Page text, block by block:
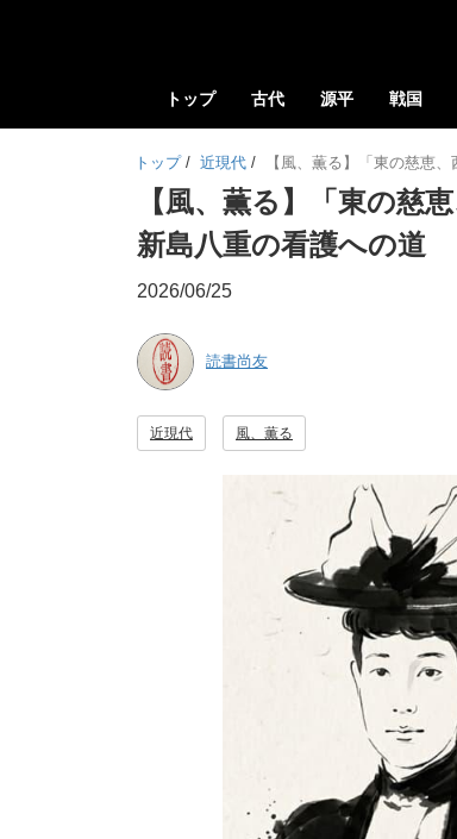
トップ 古代 源平 戦国
トップ / 近現代 / 【風、薫る】「東の慈恵
【風、薫る】「東の慈
新島八重の看護への道
2026/06/25
読書尚友
近現代 風、薫る